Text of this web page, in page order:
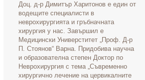
Доц. д-р Димитър Харитонов е един от
водещите специалисти в
неврохирургията и гръбначната
хирургия у нас. Завършил е
Медицински Универститет „Проф. Д-р
П. Стоянов“ Варна. Придобива научна
и образователна степен Доктор по
Неврохирургия с тема „Съвременно
хирургично лечение на цервикалните